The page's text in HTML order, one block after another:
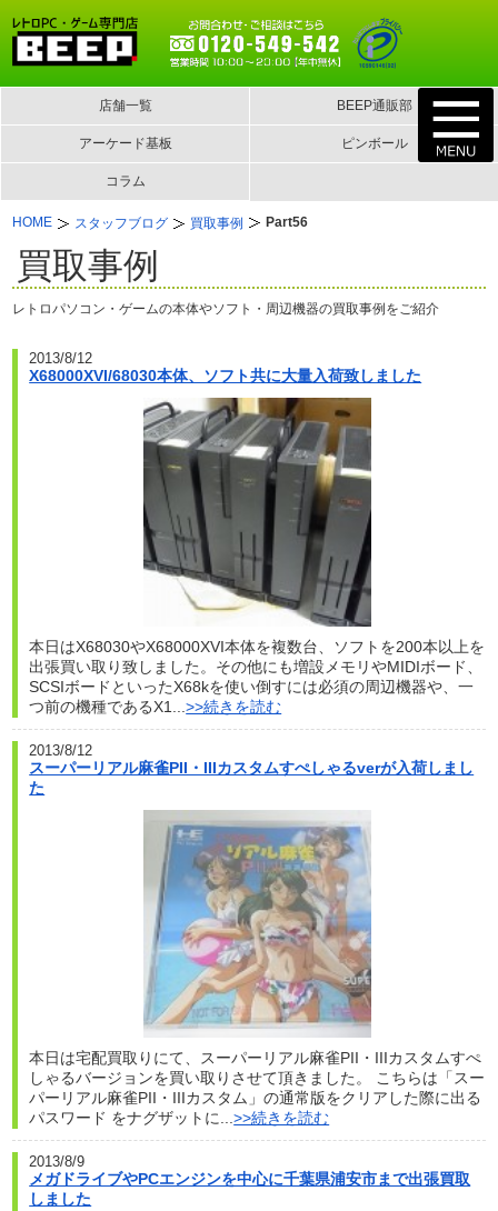
店舗一覧 BEEP通販部
アーケード基板 ピンボール
コラム
HOME スタッフブログ 買取事例 Part56
買取事例
レトロパソコン・ゲームの本体やソフト・周辺機器の買取事例をご紹介
2013/8/12
X68000XVI/68030本体、ソフト共に大量入荷致しました
本日はX68030やX68000XVI本体を複数台、ソフトを200本以上を
出張買い取り致しました。その他にも増設メモリやMIDIボード、
SCSIボードといったX68kを使い倒すには必須の周辺機器や、一
つ前の機種であるX1...>>続きを読む
2013/8/12
スーパーリアル麻雀PII・IIIカスタムすぺしゃるverが入荷しまし
た
本日は宅配買取りにて、スーパーリアル麻雀PII・IIIカスタムすぺ
しゃるバージョンを買い取りさせて頂きました。 こちらは「スー
パーリアル麻雀PII・IIIカスタム」の通常版をクリアした際に出る
パスワード をナグザットに...>>続きを読む
2013/8/9
メガドライブやPCエンジンを中心に千葉県浦安市まで出張買取
しました